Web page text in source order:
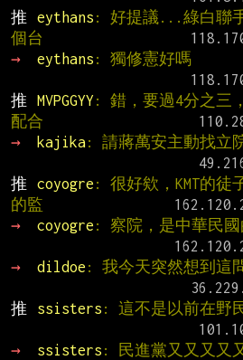
推
eythans : 好提議...綠白聯
個台
→
eythans : 獨修憲好嗎
推
MVPGGYY : 錯，要過4分之三
配合
→
kajika: 請蔣萬安主動找立
推
coyogre : 很好欸，KMT的徒
的監
→
coyogre : 察院，是中華民國
→
dildoe : 我今天突然想到這
推
ssisters : 這不是以前在野
→
ssisters : 民進黨又又又又